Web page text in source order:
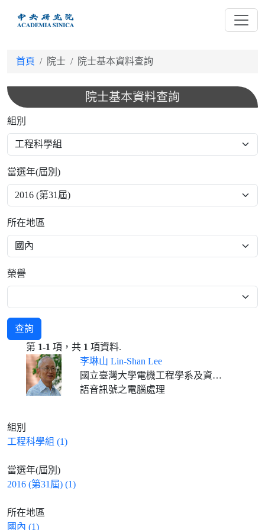
首頁 院士 院士基本資料查詢
院士基本資料查詢
組別
當選年(屆別)
所在地區
榮譽
查詢
第 1-1 項，共 1 項資料.
李琳山 Lin-Shan Lee
國立臺灣大學電機工程學系及資訊工程學系名譽教授
語音訊號之電腦處理
組別
工程科學組 (1)
當選年(屆別)
2016 (第31屆) (1)
所在地區
國內 (1)